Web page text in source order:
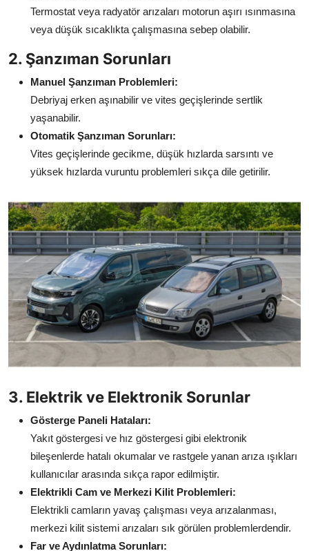
Termostat veya radyatör arızaları motorun aşırı ısınmasına
veya düşük sıcaklıkta çalışmasına sebep olabilir.
2. Şanzıman Sorunları
Manuel Şanzıman Problemleri:
Debriyaj erken aşınabilir ve vites geçişlerinde sertlik
yaşanabilir.
Otomatik Şanzıman Sorunları:
Vites geçişlerinde gecikme, düşük hızlarda sarsıntı ve
yüksek hızlarda vuruntu problemleri sıkça dile getirilir.
3. Elektrik ve Elektronik Sorunlar
Gösterge Paneli Hataları:
Yakıt göstergesi ve hız göstergesi gibi elektronik
bileşenlerde hatalı okumalar ve rastgele yanan arıza ışıkları
kullanıcılar arasında sıkça rapor edilmiştir.
Elektrikli Cam ve Merkezi Kilit Problemleri:
Elektrikli camların yavaş çalışması veya arızalanması,
merkezi kilit sistemi arızaları sık görülen problemlerdendir.
Far ve Aydınlatma Sorunları: